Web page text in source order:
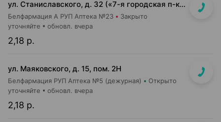
ул. Станиславского, д. 32 («7-я городская п-ка»)
Белфармация А РУП Аптека №23 Закрыто
2,18 р.
уточняйте обновл. вчера
ул. Маяковского, д. 15, пом. 2Н
Белфармация РУП Аптека №5 (дежурная) Открыто
2,18 р.
уточняйте обновл. вчера